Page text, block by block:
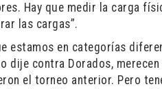
Hay que medir la carga
las cargas”.
estamos en categorías
dije contra Dorados,
el torneo anterior. Pero